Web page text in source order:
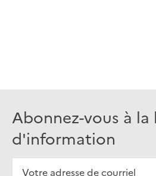
Abonnez-vous à
d'information